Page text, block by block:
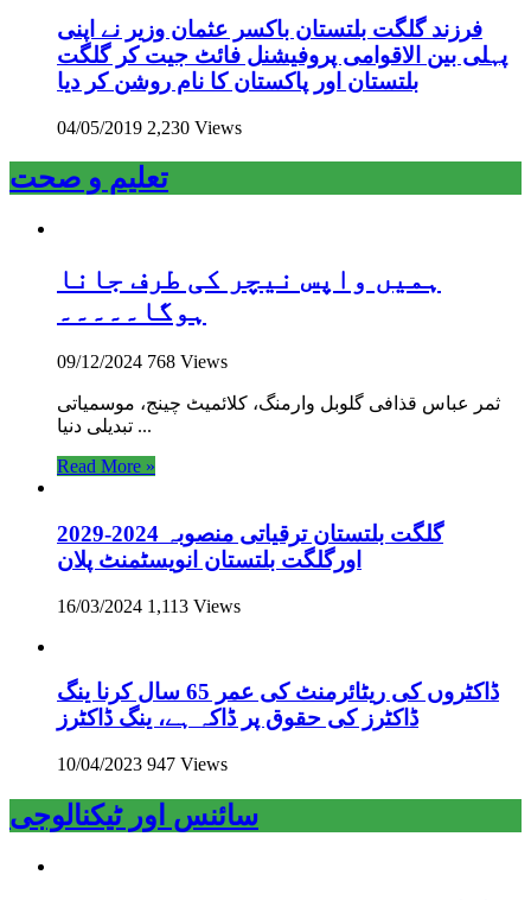
فرزند گلگت بلتستان باکسر عثمان وزیر نے اپنی
پہلی بین الاقوامی پروفیشنل فائٹ جیت کر گلگت
بلتستان اور پاکستان کا نام روشن کر دیا
04/05/2019 2,230 Views
تعلیم و صحت
ہمیں واپس نیچر کی طرف جانا
ہوگا۔۔۔۔۔
09/12/2024 768 Views
ثمر عباس قذافی گلوبل وارمنگ، کلائمیٹ چینج، موسمیاتی
تبدیلی دنیا ...
Read More »
گلگت بلتستان ترقیاتی منصوبہ 2024-2029
اورگلگت بلتستان انویسٹمنٹ پلان
16/03/2024 1,113 Views
ڈاکٹروں کی ریٹائرمنٹ کی عمر 65 سال کرنا ینگ
ڈاکٹرز کی حقوق پر ڈاکہ ہے، ینگ ڈاکٹرز
10/04/2023 947 Views
سائنس اور ٹیکنالوجی